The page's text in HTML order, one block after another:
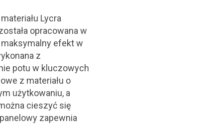
Lycra
opracowana w
efekt w
z
potu w kluczowych
z materiału o
użytkowaniu, a
cieszyć się
zapewnia